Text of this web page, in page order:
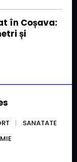
în Coșava:
și
SANATATE